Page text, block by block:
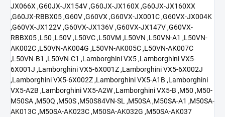
JX066X ,G60JX-JX154V ,G60JX-JX160X ,G60JX-JX160XX
,G60JX-RBBX05 ,G60V ,G60VX ,G60VX-JX001C ,G60VX-JX004K
,G60VX-JX122V ,G60VX-JX136V ,G60VX-JX147V ,G60VX-
RBBX05 ,L50 ,L50V ,L50VC ,L50VM ,L50VN ,L50VN-A1 ,L50VN-
AK002C ,L50VN-AK004G ,L50VN-AK005C ,L50VN-AK007C
,L50VN-B1 ,L50VN-C1 ,Lamborghini VX5 ,Lamborghini VX5-
6X001J ,Lamborghini VX5-6X001Z ,Lamborghini VX5-6X002J
,Lamborghini VX5-6X002Z ,Lamborghini VX5-A1B ,Lamborghini
VX5-A2B ,Lamborghini VX5-A2W ,Lamborghini VX5-B ,M50 ,M50-
M50SA ,M50Q ,M50S ,M50S84VN-SL ,M50SA ,M50SA-A1 ,M50SA-
AK013C ,M50SA-AK023C ,M50SA-AK032G ,M50SA-AK037